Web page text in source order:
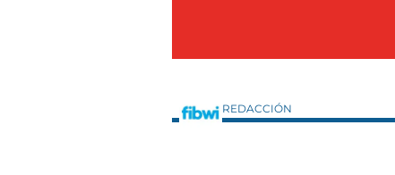
REDACCIÓN